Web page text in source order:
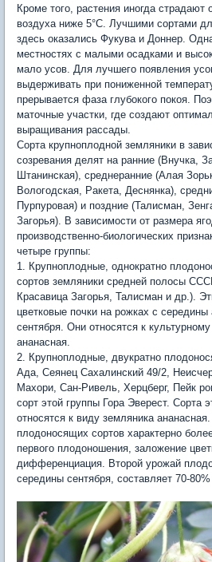
Кроме того, растения иногда страдают
воздуха ниже 5°С. Лучшими сортами
здесь оказались Фукува и Доннер.
местностях с малыми осадками и
мало усов. Для лучшего появления
выдерживать при пониженной
прерывается фаза глубокого покоя.
маточные участки, где создают
выращивания рассады.
Сорта крупноплодной земляники в
созревания делят на ранние (Внучка,
Штанинская), среднеранние (Алая
Вологодская, Ракета, Деснянка),
Пурпуровая) и поздние (Талисман,
Загорья). В зависимости от размера
производственно-биологических
четыре группы:
1. Крупноплодные, однократно
сортов земляники средней полосы
Красавица Загорья, Талисман и др.).
цветковые почки на рожках с
сентября. Они относятся к
ананасная.
2. Крупноплодные, двукратно
Ада, Сеянец Сахалинский 49/2,
Махори, Сан-Ривель, Херцберг, Пейк
сорт этой группы Гора Эверест. Сорта
относятся к виду земляника
плодоносящих сортов характерно
первого плодоношения, заложение
дифференциация. Второй урожай
середины сентября, составляет 70-